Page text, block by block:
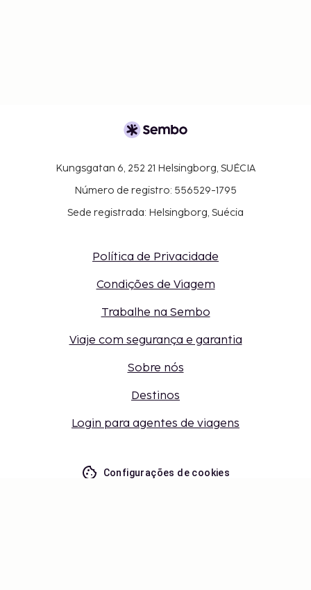
Kungsgatan 6, 252 21 Helsingborg, SUÉCIA
Número de registro: 556529-1795
Sede registrada: Helsingborg, Suécia
Política de Privacidade
Condições de Viagem
Trabalhe na Sembo
Viaje com segurança e garantia
Sobre nós
Destinos
Login para agentes de viagens
Configurações de cookies